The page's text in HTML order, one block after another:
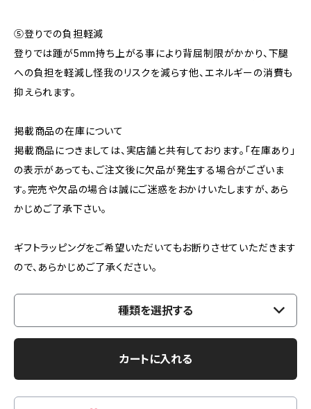
⑤登りでの負担軽減
登りでは踵が5mm持ち上がる事により背屈制限がかかり、下腿
への負担を軽減し怪我のリスクを減らす他、エネルギーの消費も
抑えられます。
掲載商品の在庫について
掲載商品につきましては、実店舗と共有しております。「在庫あり」
の表示があっても、ご注文後に欠品が発生する場合がございま
す。完売や欠品の場合は誠にご迷惑をおかけいたしますが、あら
かじめご了承下さい。
ギフトラッピングをご希望いただいてもお断りさせていただきます
ので、あらかじめご了承ください。
種類を選択する
カートに入れる